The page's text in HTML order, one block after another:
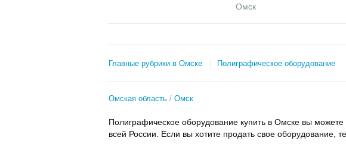
Омск
Главные рубрики в Омске Полиграфическое оборудование
Омская область Омск
Полиграфическое оборудование купить в Омске вы
всей России. Если вы хотите продать свое оборудование,